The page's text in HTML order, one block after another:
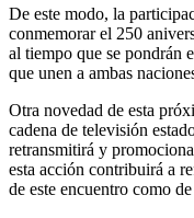
De este modo, la
conmemorar el 250
al tiempo que se pondrán
que unen a ambas
Otra novedad de esta
cadena de televisión
retransmitirá y
esta acción contribuirá a
de este encuentro como